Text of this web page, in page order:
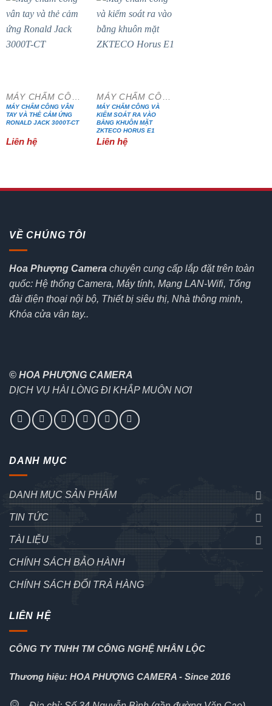
MÁY CHẤM CÔNG VÂN
TAY VÀ THẺ CẢM ỨNG
RONALD JACK 3000T-CT
Liên hệ
MÁY CHẤM CÔNG VÀ
KIỂM SOÁT RA VÀO
BẰNG KHUÔN MẶT
ZKTECO HORUS E1
Liên hệ
VỀ CHÚNG TÔI
Hoa Phượng Camera chuyên cung cấp lắp đặt trên toàn
quốc: Hệ thống Camera, Máy tính, Mạng LAN-Wifi, Tổng
đài điện thoại nội bộ, Thiết bị siêu thị, Nhà thông minh,
Khóa cửa vân tay..
© HOA PHƯỢNG CAMERA
DỊCH VỤ HÀI LÒNG ĐI KHẮP MUÔN NƠI
DANH MỤC
DANH MỤC SẢN PHẨM
TIN TỨC
TÀI LIỆU
CHÍNH SÁCH BẢO HÀNH
CHÍNH SÁCH ĐỔI TRẢ HÀNG
LIÊN HỆ
CÔNG TY TNHH TM CÔNG NGHỆ NHÂN LỘC
Thương hiệu: HOA PHƯỢNG CAMERA - Since 2016